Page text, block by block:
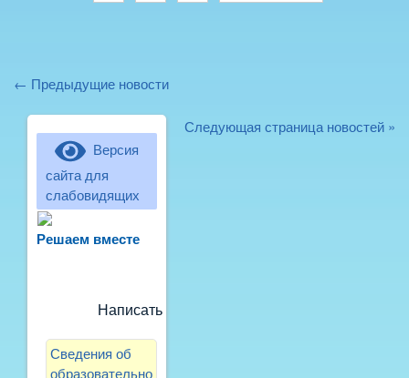
← Предыдущие новости
Следующая страница новостей »
Версия
сайта для
слабовидящих
Решаем вместе
Хотите рассказать о воспитателях?
Написать сообщение
Сведения об
образовательно